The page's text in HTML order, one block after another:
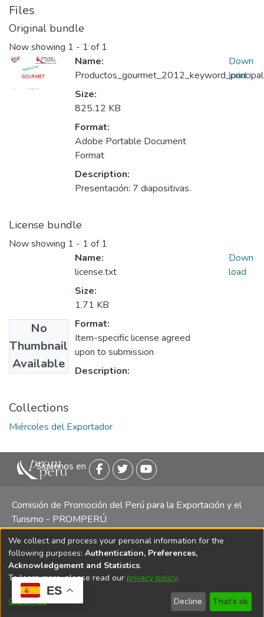
ES
Files
Original bundle
Now showing 1 - 1 of 1
Name:
Size:
825.12 KB
Format:
Adobe Portable Document
Format
Description:
Presentación: 7 diapositivas.
Down
load
License bundle
Now showing 1 - 1 of 1
No
Thumbnail
Available
Name:
license.txt
Size:
1.71 KB
Format:
Item-specific license agreed
upon to submission
Description:
Down
load
Collections
Miércoles del Exportador
Siguenos en
Comisión de Promoción del Perú para la Exportación y el
Turismo - PROMPERÚ
Central telefónica: (511) 616 7300 / 616 7400 Calle Uno
Oeste 50, Edificio Mincetur, Pisos 13 y 14, San Isidro -
Lima
Copyright 2025 PROMPERÚ
We collect and process your personal information for the
following purposes: Authentication, Preferences,
Acknowledgement and Statistics.
To learn more, please read our privacy policy.
Customize Decline That's ok